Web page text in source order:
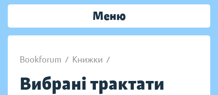
Меню
Bookforum / Книжки /
Вибрані трактати